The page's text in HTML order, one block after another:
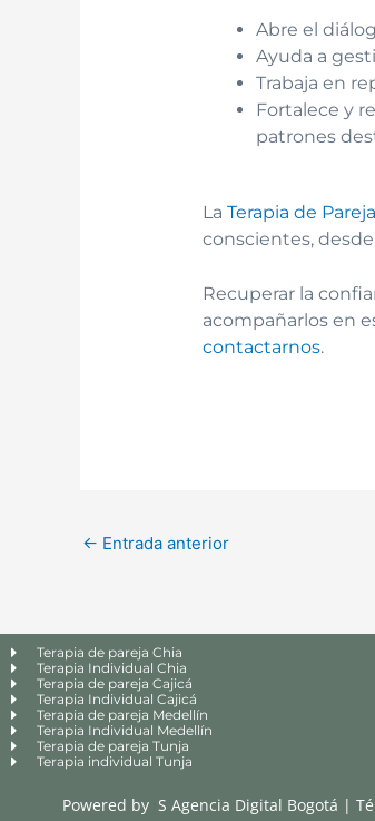
Abre el
Ayuda a
Trabaja en
Fortalece y
patrones
LaTerapia de Pareja
conscientes,
Recuperar la
acompañarlos en
contactarnos.
← Entrada anterior
Terapia de pareja Chia
Terapia Individual Chia
Terapia de pareja Cajicá
Terapia Individual Cajicá
Terapia de pareja Medellín
Terapia Individual Medellín
Terapia de pareja Tunja
Terapia individual Tunja
Powered by S Agencia Digital Bogotá |